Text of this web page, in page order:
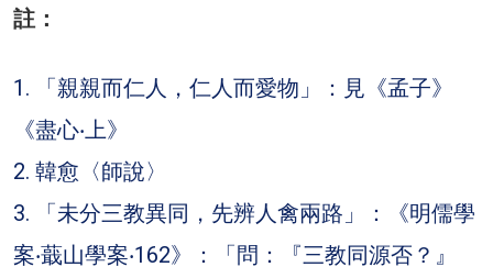
註：
1. 「親親而仁人，仁人而愛物」：見《孟子》
《盡心‧上》
2. 韓愈〈師說〉
3. 「未分三教異同，先辨人禽兩路」：《明儒學
案‧蕺山學案‧162》：「問：『三教同源否？』